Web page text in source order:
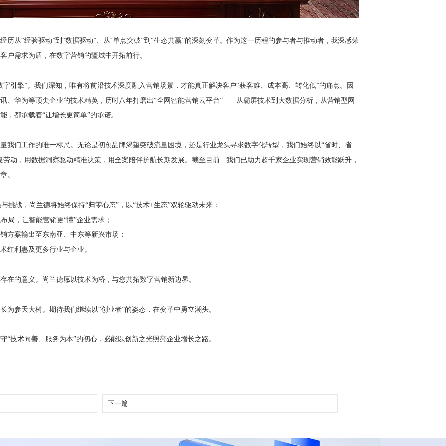
历从“经验驱动”到“数据驱动”、从“单点突破”到“生态共赢”的深刻变革。作为这一历程的参与者与推动者，我深感荣
户需求为盾，在数字营销的疆域中开拓前行。
引擎”。我们深知，唯有将前沿技术深度融入营销场景，才能真正解决客户“获客难、成本高、转化低”的痛点。因
、华为等顶尖企业的技术精英，历时八年打磨出“全网智能营销云平台”——从霸屏技术到大数据分析，从营销型网
，都承载着“让增长更简单”的承诺。
我们工作的唯一标尺。无论是初创品牌渴望突破流量困境，还是行业龙头寻求数字化转型，我们始终以“省时、省
动，用数据洞察驱动精准决策，用全案陪伴护航长期发展。截至目前，我们已助力超千家企业实现营销效能跃升，
。
挑战，尚兰德将始终保持“归零心态”，以“技术+生态”双轮驱动未来：
局，让智能营销更“懂”企业需求；
方案输出至东南亚、中东等新兴市场；
红利惠及更多行业与企业。
在的意义。尚兰德愿以技术为桥，与您共拓数字营销新边界。
为参天大树。期待我们继续以“创业者”的姿态，在变革中勇立潮头。
“技术向善、服务为本”的初心，必能以创新之光照亮企业增长之路。
下一篇